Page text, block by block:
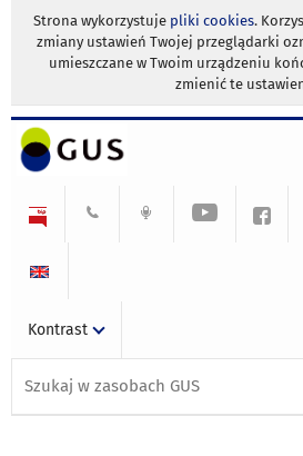
Strona wykorzystuje pliki cookies.
zmiany ustawień Twojej przeglądarki
umieszczane w Twoim urządzeniu
zmienić te
Kontrast